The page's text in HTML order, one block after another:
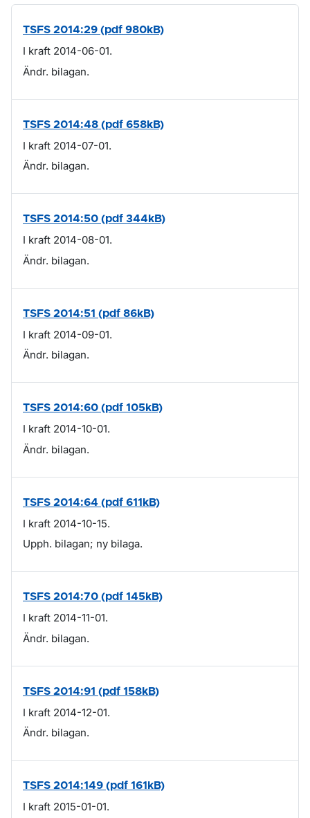
TSFS 2014:29 (pdf 980kB)
I kraft 2014-06-01.
Ändr. bilagan.
TSFS 2014:48 (pdf 658kB)
I kraft 2014-07-01.
Ändr. bilagan.
TSFS 2014:50 (pdf 344kB)
I kraft 2014-08-01.
Ändr. bilagan.
TSFS 2014:51 (pdf 86kB)
I kraft 2014-09-01.
Ändr. bilagan.
TSFS 2014:60 (pdf 105kB)
I kraft 2014-10-01.
Ändr. bilagan.
TSFS 2014:64 (pdf 611kB)
I kraft 2014-10-15.
Upph. bilagan; ny bilaga.
TSFS 2014:70 (pdf 145kB)
I kraft 2014-11-01.
Ändr. bilagan.
TSFS 2014:91 (pdf 158kB)
I kraft 2014-12-01.
Ändr. bilagan.
TSFS 2014:149 (pdf 161kB)
I kraft 2015-01-01.